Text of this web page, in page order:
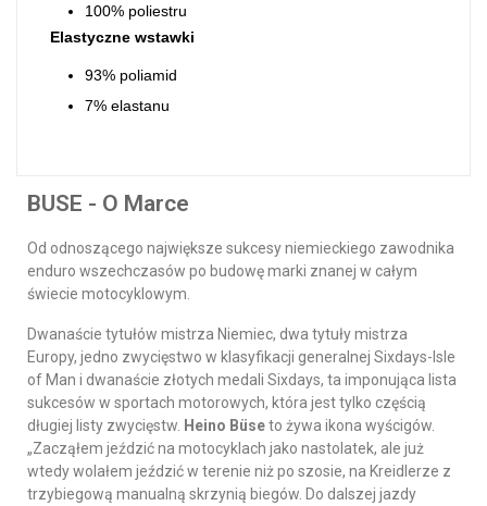
100% poliestru
Elastyczne wstawki
93% poliamid
7% elastanu
BUSE - O Marce
Od odnoszącego największe sukcesy niemieckiego zawodnika
enduro wszechczasów po budowę marki znanej w całym
świecie motocyklowym.
Dwanaście tytułów mistrza Niemiec, dwa tytuły mistrza
Europy, jedno zwycięstwo w klasyfikacji generalnej Sixdays-Isle
of Man i dwanaście złotych medali Sixdays, ta imponująca lista
sukcesów w sportach motorowych, która jest tylko częścią
długiej listy zwycięstw. Heino Büseto żywa ikona wyścigów.
„Zacząłem jeździć na motocyklach jako nastolatek, ale już
wtedy wolałem jeździć w terenie niż po szosie, na Kreidlerze z
trzybiegową manualną skrzynią biegów. Do dalszej jazdy